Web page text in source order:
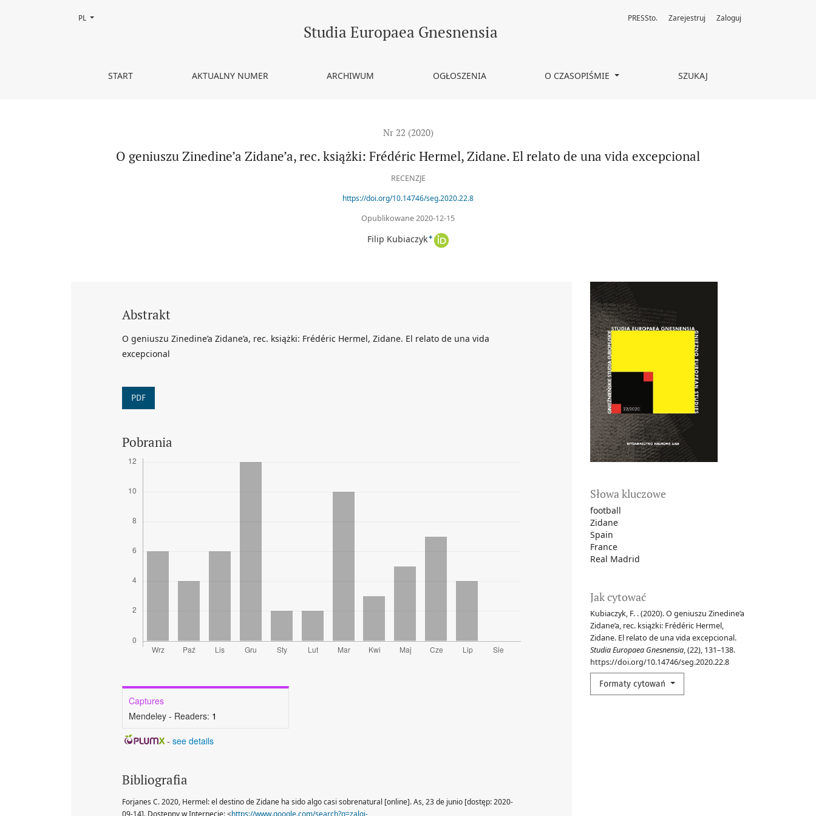
O geniuszu Zinedine’a Zidane’a, rec. książki: Frédéric Hermel, Zidane. El relato de una vida excepcional
Studia Europaea Gnesnensia
START AKTUALNY NUMER ARCHIWUM OGŁOSZENIA O CZASOPIŚMIE SZUKAJ
PRESSto. Zarejestruj Zaloguj
Zmień język, obecnie wybrany to:
PL
Nr 22 (2020)
O geniuszu Zinedine’a Zidane’a, rec. książki: Frédéric Hermel, Zidane. El relato de una vida excepcional
RECENZJE
https://doi.org/10.14746/seg.2020.22.8
Opublikowane 2020-12-15
Filip Kubiaczyk +
Słowa kluczowe
football
Zidane
Spain
France
Real Madrid
Jak cytować
Kubiaczyk, F. . (2020). O geniuszu Zinedine’a
Zidane’a, rec. książki: Frédéric Hermel,
Zidane. El relato de una vida excepcional.
Studia Europaea Gnesnensia, (22), 131–138.
https://doi.org/10.14746/seg.2020.22.8
Formaty cytowań
Abstrakt
O geniuszu Zinedine’a Zidane’a, rec. książki: Frédéric Hermel, Zidane. El relato de una vida
excepcional
PDF
Pobrania
Captures
Mendeley - Readers: 1
- see details
Bibliografia
Forjanes C. 2020, Hermel: el destino de Zidane ha sido algo casi sobrenatural [online]. As, 23 de junio [dostęp: 2020-
09-14]. Dostępny w Internecie: <https://www.google.com/search?q=zalgi-